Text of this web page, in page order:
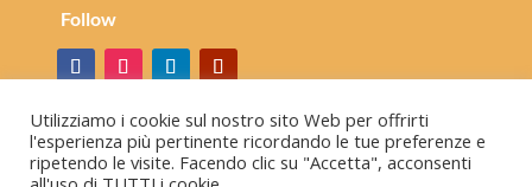
Follow
Utilizziamo i cookie sul nostro sito Web per offrirti
l'esperienza più pertinente ricordando le tue preferenze e
ripetendo le visite. Facendo clic su "Accetta", acconsenti